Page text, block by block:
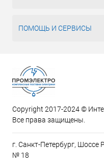
ПОМОЩЬ И СЕРВИСЫ
Copyright 2017-2024 ©
Все права защищены.
г. Санкт-Петербург,
№ 18